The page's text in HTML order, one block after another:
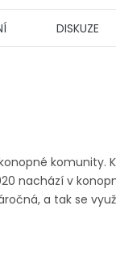
DISKUZE
komunity.
nachází v
a tak se